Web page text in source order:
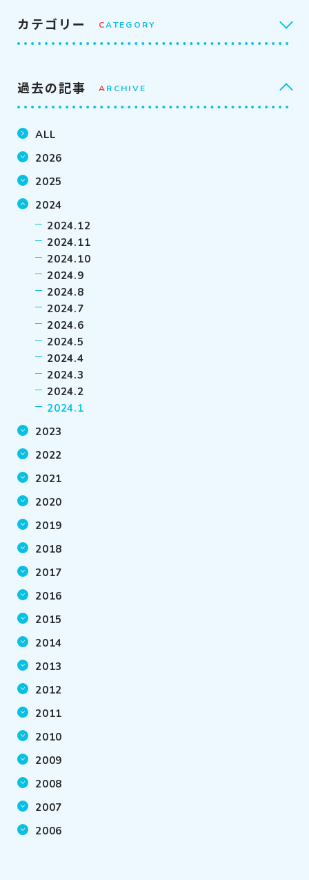
カテゴリー CATEGORY
過去の記事 ARCHIVE
ALL
2026
2025
2024
2024.12
2024.11
2024.10
2024.9
2024.8
2024.7
2024.6
2024.5
2024.4
2024.3
2024.2
2024.1
2023
2022
2021
2020
2019
2018
2017
2016
2015
2014
2013
2012
2011
2010
2009
2008
2007
2006